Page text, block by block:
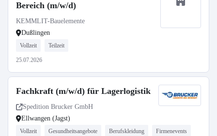
Bereich (m/w/d)
KEMMLIT-Bauelemente
Dußlingen
Vollzeit Teilzeit
25.07.2026
Fachkraft (m/w/d) für Lagerlogistik
Spedition Brucker GmbH
Ellwangen (Jagst)
Vollzeit Gesundheitsangebote Berufskleidung Firmenevents